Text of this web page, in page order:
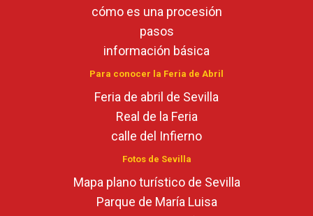
cómo es una procesión
pasos
información básica
Para conocer la Feria de Abril
Feria de abril de Sevilla
Real de la Feria
calle del Infierno
Fotos de Sevilla
Mapa plano turístico de Sevilla
Parque de María Luisa